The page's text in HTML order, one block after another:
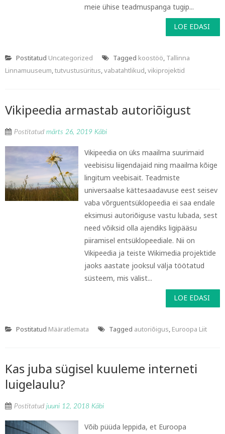
meie ühise teadmuspanga tugip...
LOE EDASI
Postitatud Uncategorized Tagged koostöö, Tallinna
Linnamuuseum,tutvustusüritus,vabatahtlikud,vikiprojektid
Vikipeedia armastab autoriõigust
Postitatud märts 26, 2019 Käbi
Vikipeedia on üks maailma suurimaid
veebisisu liigendajaid ning maailma kõige
lingitum veebisait. Teadmiste
universaalse kättesaadavuse eest seisev
vaba võrguentsüklopeedia ei saa endale
eksimusi autoriõiguse vastu lubada, sest
need võiksid olla ajendiks ligipääsu
piiramisel entsüklopeediale. Nii on
Vikipeedia ja teiste Wikimedia projektide
jaoks aastate jooksul välja töötatud
süsteem, mis välist...
LOE EDASI
Postitatud Määratlemata Tagged autoriõigus, Euroopa Liit
Kas juba sügisel kuuleme interneti
luigelaulu?
Postitatud juuni 12, 2018 Käbi
Võib püüda leppida, et Euroopa